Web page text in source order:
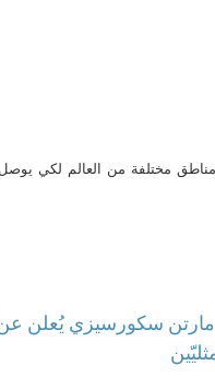
مناطق مختلفة من العالم لكي
مارتن سكورسيزي يُعلن